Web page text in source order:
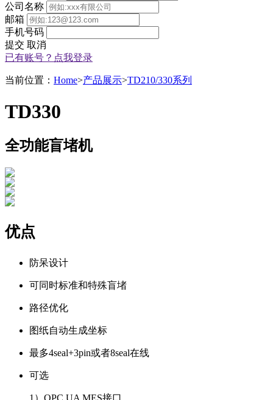
公司名称
邮箱
手机号码
提交 取消
已有账号？点我登录
当前位置： Home>产品展示>TD210/330系列
TD330
全功能盲堵机
优点
防呆设计
可同时标准和特殊盲堵
路径优化
图纸自动生成坐标
最多4seal+3pin或者8seal在线
可选
1）OPC UA MES接口